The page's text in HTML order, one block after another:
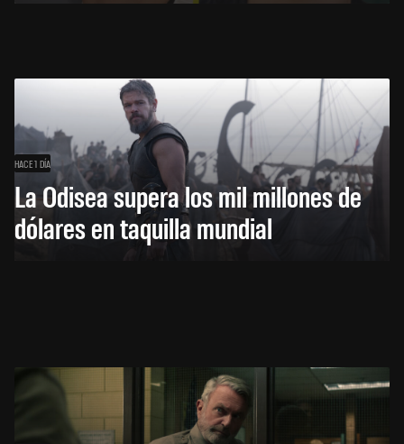
HACE 1 DÍA
La Odisea supera los mil millones de
dólares en taquilla mundial